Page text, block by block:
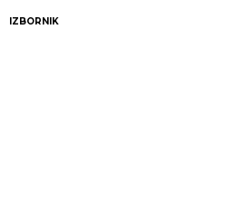
IZBORNIK